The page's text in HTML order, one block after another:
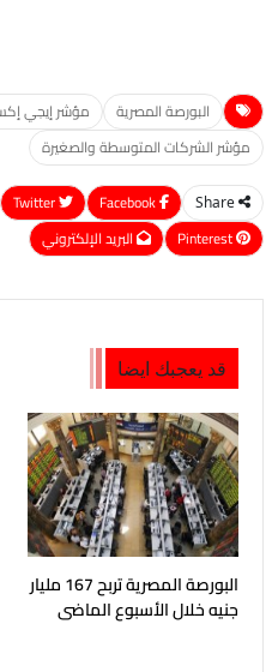
البورصة المصرية
مؤشر إيجي إكس
مؤشر الشركات المتوسطة والصغيرة
Share
Pinterest
البريد الإلكتروني
قد يعجبك ايضا
البورصة المصرية تربح 167 مليار
جنيه خلال الأسبوع الماضى